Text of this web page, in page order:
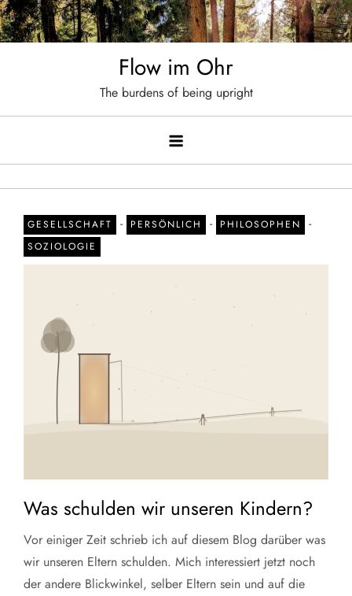
Skip
to
Flow im Ohr
The burdens of being upright
GESELLSCHAFT - PERSÖNLICH - PHILOSOPHEN -
SOZIOLOGIE
Was schulden wir unseren Kindern?
Vor einiger Zeit schrieb ich auf diesem Blog darüber was
wir unseren Eltern schulden. Mich interessiert jetzt noch
der andere Blickwinkel, selber Eltern sein und auf die